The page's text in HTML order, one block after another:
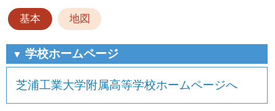
基本 地図
▼ 学校ホームページ
芝浦工業大学附属高等学校ホームページへ